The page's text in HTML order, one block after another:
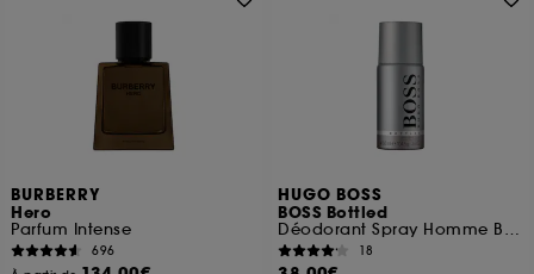
BURBERRY
Hero
Parfum Intense
696
HUGO BOSS
BOSS Bottled
Déodorant Spray Homme Boisé et Oriental
18